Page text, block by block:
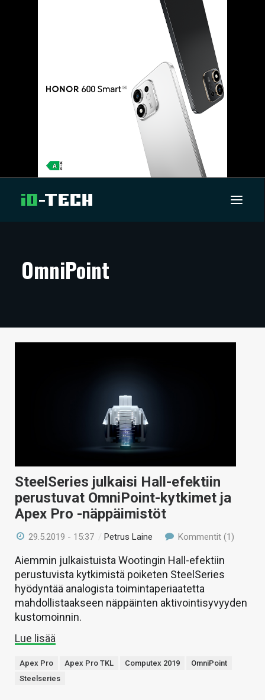
ARTIKKELIT
TECHBBS
HAKU
OmniPoint
SteelSeries julkaisi Hall-efektiin
perustuvat OmniPoint-kytkimet ja
Apex Pro -näppäimistöt
29.5.2019 - 15:37 /Petrus Laine Kommentit (1)
Aiemmin julkaistuista Wootingin Hall-efektiin
perustuvista kytkimistä poiketen SteelSeries
hyödyntää analogista toimintaperiaatetta
mahdollistaakseen näppäinten aktivointisyvyyden
kustomoinnin.
Lue lisää
Apex Pro Apex Pro TKL Computex 2019
OmniPoint
Steelseries